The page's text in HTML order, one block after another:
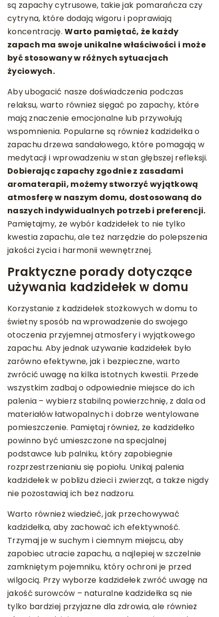
są zapachy cytrusowe, takie jak pomarańcza czy
cytryna, które dodają wigoru i poprawiają
koncentrację.Warto pamiętać, że każdy
zapach ma swoje unikalne właściwości i może
być stosowany w różnych sytuacjach
życiowych.
Aby ubogacić nasze doświadczenia podczas
relaksu, warto również sięgać po zapachy, które
mają znaczenie emocjonalne lub przywołują
wspomnienia. Popularne są również kadzidełka o
zapachu drzewa sandałowego, które pomagają w
medytacji i wprowadzeniu w stan głębszej refleksji.
Dobierając zapachy zgodnie z zasadami
aromaterapii, możemy stworzyć wyjątkową
atmosferę w naszym domu, dostosowaną do
naszych indywidualnych potrzeb i preferencji.
Pamiętajmy, że wybór kadzidełek to nie tylko
kwestia zapachu, ale też narzędzie do polepszenia
jakości życia i harmonii wewnętrznej.
Praktyczne porady dotyczące
używania kadzidełek w domu
Korzystanie z kadzidełek stożkowych w domu to
świetny sposób na wprowadzenie do swojego
otoczenia przyjemnej atmosfery i wyjątkowego
zapachu. Aby jednak używanie kadzidełek było
zarówno efektywne, jak i bezpieczne, warto
zwrócić uwagę na kilka istotnych kwestii. Przede
wszystkim zadbaj o odpowiednie miejsce do ich
palenia – wybierz stabilną powierzchnię, z dala od
materiałów łatwopalnych i dobrze wentylowane
pomieszczenie. Pamiętaj również, że kadzidełko
powinno być umieszczone na specjalnej
podstawce lub palniku, który zapobiegnie
rozprzestrzenianiu się popiołu. Unikaj palenia
kadzidełek w pobliżu dzieci i zwierząt, a także nigdy
nie pozostawiaj ich bez nadzoru.
Warto również wiedzieć, jak przechowywać
kadzidełka, aby zachować ich efektywność.
Trzymaj je w suchym i ciemnym miejscu, aby
zapobiec utracie zapachu, a najlepiej w szczelnie
zamkniętym pojemniku, który ochroni je przed
wilgocią. Przy wyborze kadzidełek zwróć uwagę na
jakość surowców – naturalne kadzidełka są nie
tylko bardziej przyjazne dla zdrowia, ale również